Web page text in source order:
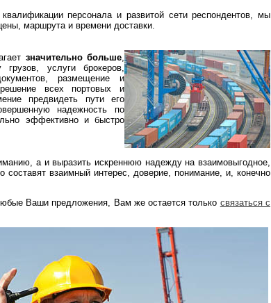
персонала и развитой сети респондентов, мы
маршрута и времени доставки.
значительно больше,
грузов, услуги брокеров,
размещение и
всех портовых и
предвидеть пути его
надежность по
эффективно и быстро
а и выразить искреннюю надежду на взаимовыгодное,
составят взаимный интерес, доверие, понимание, и, конечно
Ваши предложения, Вам же остается только связаться с